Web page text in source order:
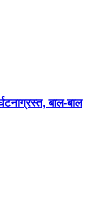
बाल-बाल